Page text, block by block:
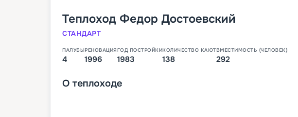
Теплоход Федор Достоевский
СТАНДАРТ
ПАЛУБЫ
4
РЕНОВАЦИЯ
1996
ГОД ПОСТРОЙКИ
1983
КОЛИЧЕСТВО КАЮТ
138
ВМЕСТИМОСТЬ (ЧЕЛОВЕК)
292
О теплоходе